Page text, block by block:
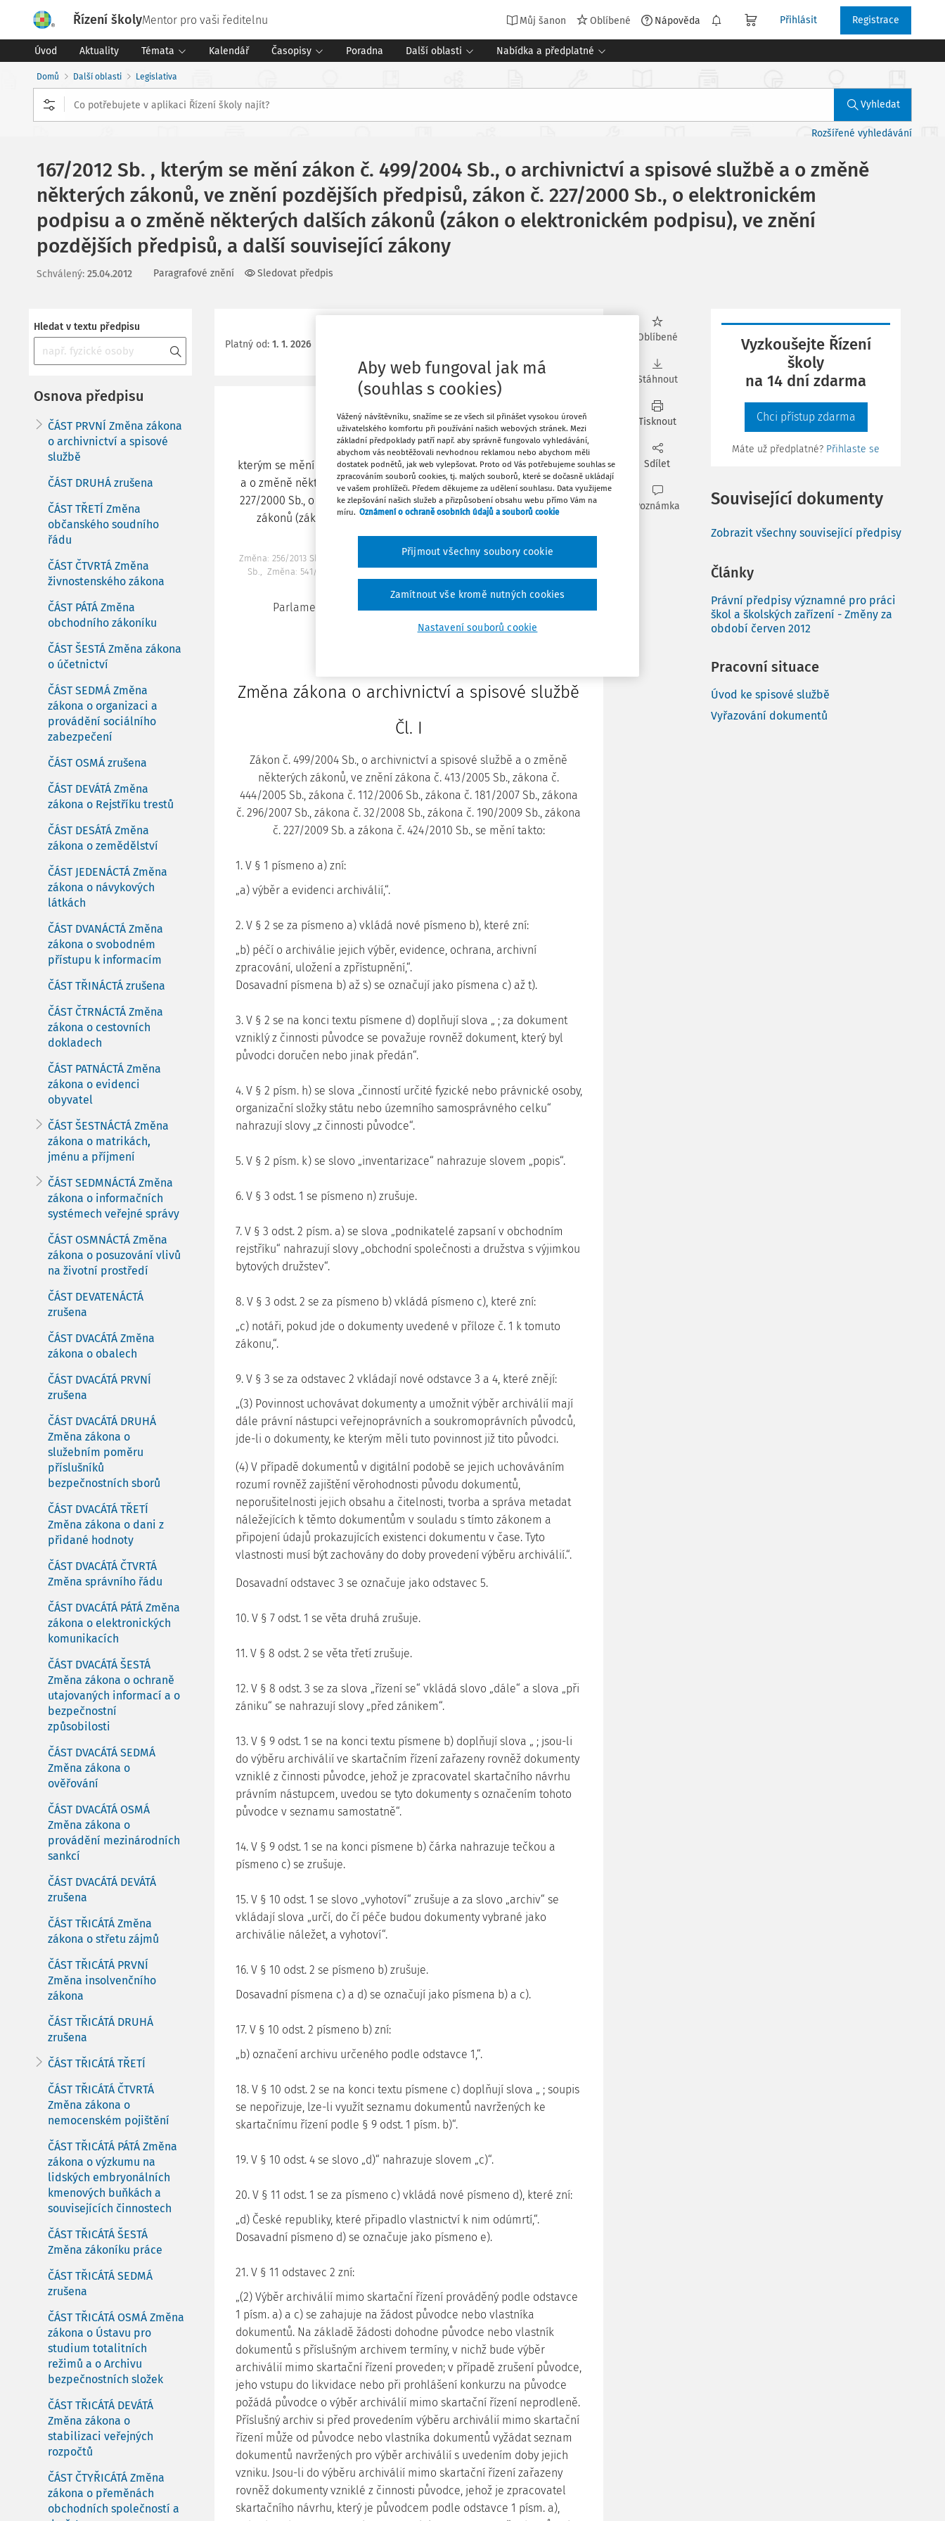
Řízení školyMentor pro vaši ředitelnu Můj šanon Oblíbené Nápověda Přihlásit Registrace
Úvod Aktuality Témata Kalendář Časopisy Poradna Další oblasti Nabídka a předplatné
Domů Další oblasti Legislativa
Vyhledat
Rozšířené vyhledávání
167/2012 Sb. , kterým se mění zákon č. 499/2004 Sb., o archivnictví a spisové službě a o změně
některých zákonů, ve znění pozdějších předpisů, zákon č. 227/2000 Sb., o elektronickém
podpisu a o změně některých dalších zákonů (zákon o elektronickém podpisu), ve znění
pozdějších předpisů, a další související zákony
Schválený: 25.04.2012 Paragrafové znění Sledovat předpis
Hledat v textu předpisu
Osnova předpisu
ČÁST PRVNÍ Změna zákona
o archivnictví a spisové
službě
ČÁST DRUHÁ zrušena
ČÁST TŘETÍ Změna
občanského soudního
řádu
ČÁST ČTVRTÁ Změna
živnostenského zákona
ČÁST PÁTÁ Změna
obchodního zákoníku
ČÁST ŠESTÁ Změna zákona
o účetnictví
ČÁST SEDMÁ Změna
zákona o organizaci a
provádění sociálního
zabezpečení
ČÁST OSMÁ zrušena
ČÁST DEVÁTÁ Změna
zákona o Rejstříku trestů
ČÁST DESÁTÁ Změna
zákona o zemědělství
ČÁST JEDENÁCTÁ Změna
zákona o návykových
látkách
ČÁST DVANÁCTÁ Změna
zákona o svobodném
přístupu k informacím
ČÁST TŘINÁCTÁ zrušena
ČÁST ČTRNÁCTÁ Změna
zákona o cestovních
dokladech
ČÁST PATNÁCTÁ Změna
zákona o evidenci
obyvatel
ČÁST ŠESTNÁCTÁ Změna
zákona o matrikách,
jménu a příjmení
ČÁST SEDMNÁCTÁ Změna
zákona o informačních
systémech veřejné správy
ČÁST OSMNÁCTÁ Změna
zákona o posuzování vlivů
na životní prostředí
ČÁST DEVATENÁCTÁ
zrušena
ČÁST DVACÁTÁ Změna
zákona o obalech
ČÁST DVACÁTÁ PRVNÍ
zrušena
ČÁST DVACÁTÁ DRUHÁ
Změna zákona o
služebním poměru
příslušníků
bezpečnostních sborů
ČÁST DVACÁTÁ TŘETÍ
Změna zákona o dani z
přidané hodnoty
ČÁST DVACÁTÁ ČTVRTÁ
Změna správního řádu
ČÁST DVACÁTÁ PÁTÁ Změna
zákona o elektronických
komunikacích
ČÁST DVACÁTÁ ŠESTÁ
Změna zákona o ochraně
utajovaných informací a o
bezpečnostní
způsobilosti
ČÁST DVACÁTÁ SEDMÁ
Změna zákona o
ověřování
ČÁST DVACÁTÁ OSMÁ
Změna zákona o
provádění mezinárodních
sankcí
ČÁST DVACÁTÁ DEVÁTÁ
zrušena
ČÁST TŘICÁTÁ Změna
zákona o střetu zájmů
ČÁST TŘICÁTÁ PRVNÍ
Změna insolvenčního
zákona
ČÁST TŘICÁTÁ DRUHÁ
zrušena
ČÁST TŘICÁTÁ TŘETÍ
ČÁST TŘICÁTÁ ČTVRTÁ
Změna zákona o
nemocenském pojištění
ČÁST TŘICÁTÁ PÁTÁ Změna
zákona o výzkumu na
lidských embryonálních
kmenových buňkách a
souvisejících činnostech
ČÁST TŘICÁTÁ ŠESTÁ
Změna zákoníku práce
ČÁST TŘICÁTÁ SEDMÁ
zrušena
ČÁST TŘICÁTÁ OSMÁ Změna
zákona o Ústavu pro
studium totalitních
režimů a o Archivu
bezpečnostních složek
ČÁST TŘICÁTÁ DEVÁTÁ
Změna zákona o
stabilizaci veřejných
rozpočtů
ČÁST ČTYŘICÁTÁ Změna
zákona o přeměnách
obchodních společností a
Platný od: 1. 1. 2026
167/2012 Sb.
ZÁKON
ze dne 25. dubna 2012,
kterým se mění zákon č. 499/2004 Sb., o archivnictví a spisové službě
a o změně některých zákonů, ve znění pozdějších předpisů, zákon č.
227/2000 Sb., o elektronickém podpisu a o změně některých dalších
zákonů (zákon o elektronickém podpisu), ve znění pozdějších
předpisů, a další související zákony
Změna: 256/2013 Sb. Změna: 205/2015 Sb. Změna: 297/2016 Sb.
Změna: 134/2016
Sb.
Změna: 541/2020 Sb.
Parlament se usnesl na tomto zákoně České republiky:
Změna zákona o archivnictví a spisové službě
Čl. I
Zákon č. 499/2004 Sb., o archivnictví a spisové službě a o změně
některých zákonů, ve znění zákona č. 413/2005 Sb., zákona č.
444/2005 Sb., zákona č. 112/2006 Sb., zákona č. 181/2007 Sb., zákona
č. 296/2007 Sb., zákona č. 32/2008 Sb., zákona č. 190/2009 Sb., zákona
č. 227/2009 Sb. a zákona č. 424/2010 Sb., se mění takto:
1. V § 1 písmeno a) zní:
„a) výběr a evidenci archiválií,“.
2. V § 2 se za písmeno a) vkládá nové písmeno b), které zní:
„b) péčí o archiválie jejich výběr, evidence, ochrana, archivní
zpracování, uložení a zpřístupnění,“.
Dosavadní písmena b) až s) se označují jako písmena c) až t).
3. V § 2 se na konci textu písmene d) doplňují slova „ ; za dokument
vzniklý z činnosti původce se považuje rovněž dokument, který byl
původci doručen nebo jinak předán“.
4. V § 2 písm. h) se slova „činností určité fyzické nebo právnické osoby,
organizační složky státu nebo územního samosprávného celku“
nahrazují slovy „z činnosti původce“.
5. V § 2 písm. k) se slovo „inventarizace“ nahrazuje slovem „popis“.
6. V § 3 odst. 1 se písmeno n) zrušuje.
7. V § 3 odst. 2 písm. a) se slova „podnikatelé zapsaní v obchodním
rejstříku“ nahrazují slovy „obchodní společnosti a družstva s výjimkou
bytových družstev“.
8. V § 3 odst. 2 se za písmeno b) vkládá písmeno c), které zní:
„c) notáři, pokud jde o dokumenty uvedené v příloze č. 1 k tomuto
zákonu,“.
9. V § 3 se za odstavec 2 vkládají nové odstavce 3 a 4, které znějí:
„(3) Povinnost uchovávat dokumenty a umožnit výběr archiválií mají
dále právní nástupci veřejnoprávních a soukromoprávních původců,
jde-li o dokumenty, ke kterým měli tuto povinnost již tito původci.
(4) V případě dokumentů v digitální podobě se jejich uchováváním
rozumí rovněž zajištění věrohodnosti původu dokumentů,
neporušitelnosti jejich obsahu a čitelnosti, tvorba a správa metadat
náležejících k těmto dokumentům v souladu s tímto zákonem a
připojení údajů prokazujících existenci dokumentu v čase. Tyto
vlastnosti musí být zachovány do doby provedení výběru archiválií.“.
Dosavadní odstavec 3 se označuje jako odstavec 5.
10. V § 7 odst. 1 se věta druhá zrušuje.
11. V § 8 odst. 2 se věta třetí zrušuje.
12. V § 8 odst. 3 se za slova „řízení se“ vkládá slovo „dále“ a slova „při
zániku“ se nahrazují slovy „před zánikem“.
13. V § 9 odst. 1 se na konci textu písmene b) doplňují slova „ ; jsou-li
do výběru archiválií ve skartačním řízení zařazeny rovněž dokumenty
vzniklé z činnosti původce, jehož je zpracovatel skartačního návrhu
právním nástupcem, uvedou se tyto dokumenty s označením tohoto
původce v seznamu samostatně“.
14. V § 9 odst. 1 se na konci písmene b) čárka nahrazuje tečkou a
písmeno c) se zrušuje.
15. V § 10 odst. 1 se slovo „vyhotoví“ zrušuje a za slovo „archiv“ se
vkládají slova „určí, do čí péče budou dokumenty vybrané jako
archiválie náležet, a vyhotoví“.
16. V § 10 odst. 2 se písmeno b) zrušuje.
Dosavadní písmena c) a d) se označují jako písmena b) a c).
17. V § 10 odst. 2 písmeno b) zní:
„b) označení archivu určeného podle odstavce 1,“.
18. V § 10 odst. 2 se na konci textu písmene c) doplňují slova „ ; soupis
se nepořizuje, lze-li využít seznamu dokumentů navržených ke
skartačnímu řízení podle § 9 odst. 1 písm. b)“.
19. V § 10 odst. 4 se slovo „d)“ nahrazuje slovem „c)“.
20. V § 11 odst. 1 se za písmeno c) vkládá nové písmeno d), které zní:
„d) České republiky, které připadlo vlastnictví k nim odúmrtí,“.
Dosavadní písmeno d) se označuje jako písmeno e).
21. V § 11 odstavec 2 zní:
„(2) Výběr archiválií mimo skartační řízení prováděný podle odstavce
1 písm. a) a c) se zahajuje na žádost původce nebo vlastníka
dokumentů. Na základě žádosti dohodne původce nebo vlastník
dokumentů s příslušným archivem termíny, v nichž bude výběr
archiválií mimo skartační řízení proveden; v případě zrušení původce,
jeho vstupu do likvidace nebo při prohlášení konkurzu na původce
požádá původce o výběr archiválií mimo skartační řízení neprodleně.
Příslušný archiv si před provedením výběru archiválií mimo skartační
řízení může od původce nebo vlastníka dokumentů vyžádat seznam
dokumentů navržených pro výběr archiválií s uvedením doby jejich
vzniku. Jsou-li do výběru archiválií mimo skartační řízení zařazeny
rovněž dokumenty vzniklé z činnosti původce, jehož je zpracovatel
skartačního návrhu, který je původcem podle odstavce 1 písm. a),
Oblíbené
Stáhnout
Tisknout
Sdílet
Poznámka
Vyzkoušejte Řízení
školy
na 14 dní zdarma
Chci přístup zdarma
Máte už předplatné? Přihlaste se
Související dokumenty
Zobrazit všechny související předpisy
Články
Právní předpisy významné pro práci
škol a školských zařízení - Změny za
období červen 2012
Pracovní situace
Úvod ke spisové službě
Vyřazování dokumentů
Aby web fungoval jak má
(souhlas s cookies)
Vážený návštěvníku, snažíme se ze všech sil přinášet vysokou úroveň
uživatelského komfortu při používání našich webových stránek. Mezi
základní předpoklady patří např. aby správně fungovalo vyhledávání,
abychom vás neobtěžovali nevhodnou reklamou nebo abychom měli
dostatek podnětů, jak web vylepšovat. Proto od Vás potřebujeme souhlas se
zpracováním souborů cookies, tj. malých souborů, které se dočasně ukládají
ve vašem prohlížeči. Předem děkujeme za udělení souhlasu. Data využijeme
ke zlepšování našich služeb a přizpůsobení obsahu webu přímo Vám na
míru. Oznámení o ochraně osobních údajů a souborů cookie
Nastavení souborů cookie
Zamítnout vše kromě nutných cookies
Přijmout všechny soubory cookie